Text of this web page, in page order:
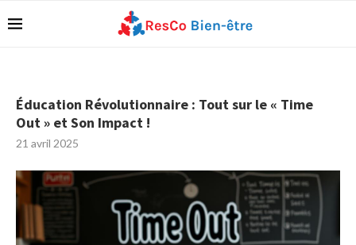
Éducation Révolutionnaire : Tout sur le « Time
Out » et Son Impact !
21 avril 2025